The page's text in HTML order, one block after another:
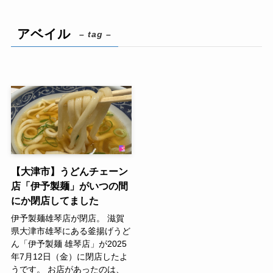
アベイル – tag –
【大津市】うどんチェーン
店「伊予製麺」がいつの間
にか閉店してました
伊予製麺雄琴店が閉店。 滋賀
県大津市雄琴にある釜揚げうど
ん「伊予製麺 雄琴店」が2025
年7月12日（金）に閉店したよ
うです。 お店があったのは、